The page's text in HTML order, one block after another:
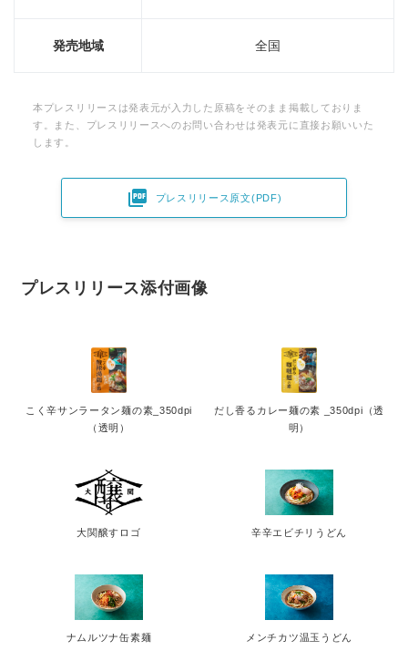
発売地域 全国
本プレスリリースは発表元が入力した原稿をそのまま掲載しておりま
す。また、プレスリリースへのお問い合わせは発表元に直接お願いいた
します。
 プレスリリース原文(PDF)
プレスリリース添付画像
こく辛サンラータン麺の素_350dpi
（透明）
だし香るカレー麺の素 _350dpi（透
明）
大関醸すロゴ 辛辛エビチリうどん
ナムルツナ缶素麺 メンチカツ温玉うどん